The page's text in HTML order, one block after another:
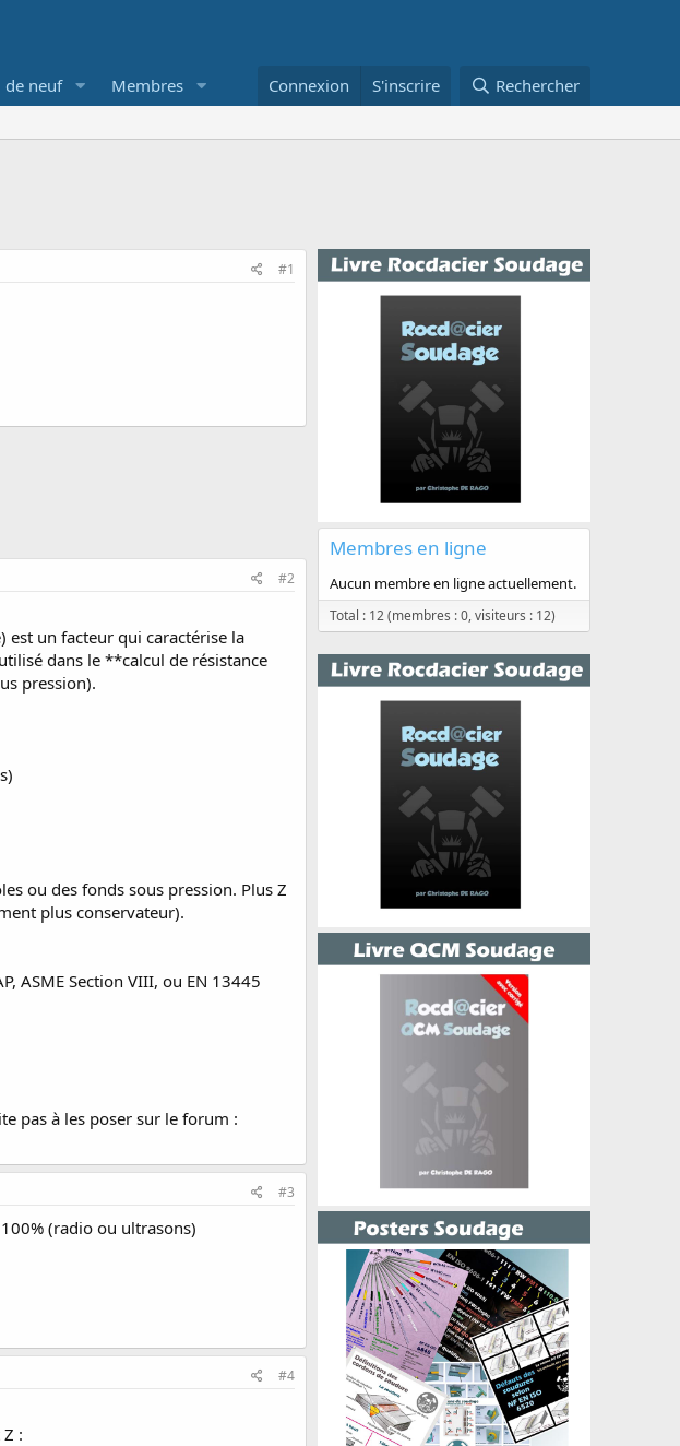
de neuf Membres Connexion S'inscrire Rechercher
#1
#2
un facteur qui caractérise la
dans le **calcul de résistance
pression).
ou des fonds sous pression. Plus Z
plus conservateur).
ASME Section VIII, ou EN 13445
pas à les poser sur le forum :
#3
(radio ou ultrasons)
#4
:
Membres en ligne
Aucun membre en ligne actuellement.
Total : 12 (membres : 0, visiteurs : 12)